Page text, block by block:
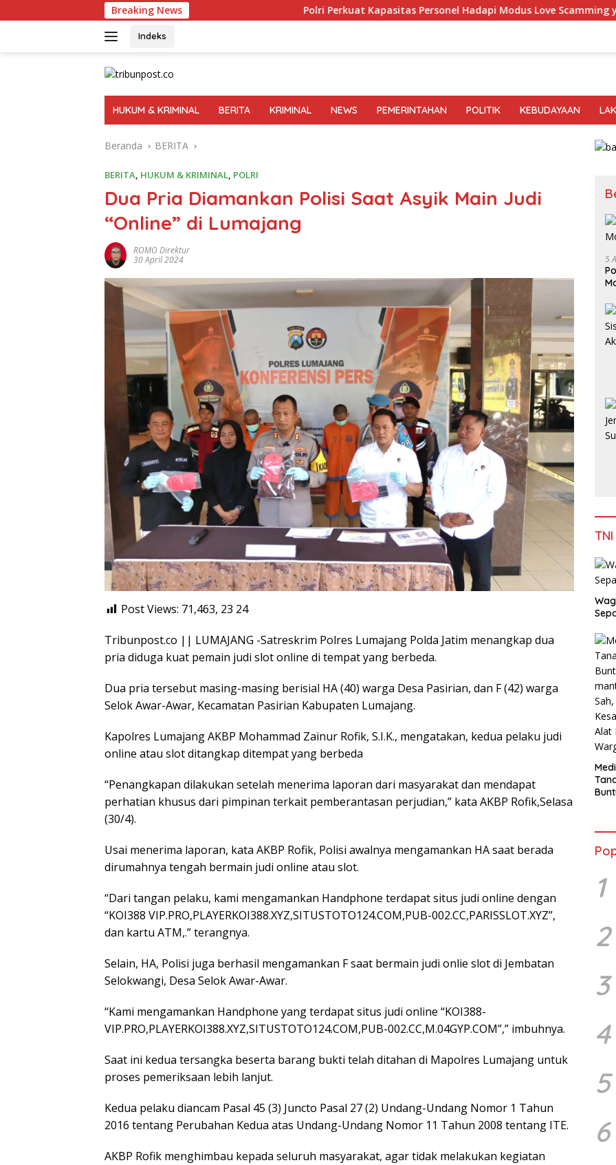
ke
Breaking News Polri Perkuat Kapasitas Personel Hadapi Modus Love Scamming yang Kian Kompleks
Indeks
HUKUM & KRIMINAL BERITA KRIMINAL NEWS PEMERINTAHAN POLITIK KEBUDAYAAN
Beranda BERITA
BERITA, HUKUM & KRIMINAL, POLRI
Dua Pria Diamankan Polisi Saat Asyik Main Judi
“Online” di Lumajang
ROMO Direktur
30 April 2024
Post Views: 71,463, 23 24
Tribunpost.co || LUMAJANG -Satreskrim Polres Lumajang Polda Jatim menangkap dua
pria diduga kuat pemain judi slot online di tempat yang berbeda.
Dua pria tersebut masing-masing berisial HA (40) warga Desa Pasirian, dan F (42) warga
Selok Awar-Awar, Kecamatan Pasirian Kabupaten Lumajang.
Kapolres Lumajang AKBP Mohammad Zainur Rofik, S.I.K., mengatakan, kedua pelaku judi
online atau slot ditangkap ditempat yang berbeda
“Penangkapan dilakukan setelah menerima laporan dari masyarakat dan mendapat
perhatian khusus dari pimpinan terkait pemberantasan perjudian,” kata AKBP Rofik,Selasa
(30/4).
Usai menerima laporan, kata AKBP Rofik, Polisi awalnya mengamankan HA saat berada
dirumahnya tengah bermain judi online atau slot.
“Dari tangan pelaku, kami mengamankan Handphone terdapat situs judi online dengan
“KOI388 VIP.PRO,PLAYERKOI388.XYZ,SITUSTOTO124.COM,PUB-002.CC,PARISSLOT.XYZ”,
dan kartu ATM,.” terangnya.
Selain, HA, Polisi juga berhasil mengamankan F saat bermain judi onlie slot di Jembatan
Selokwangi, Desa Selok Awar-Awar.
“Kami mengamankan Handphone yang terdapat situs judi online “KOI388-
VIP.PRO,PLAYERKOI388.XYZ,SITUSTOTO124.COM,PUB-002.CC,M.04GYP.COM”,” imbuhnya.
Saat ini kedua tersangka beserta barang bukti telah ditahan di Mapolres Lumajang untuk
proses pemeriksaan lebih lanjut.
Kedua pelaku diancam Pasal 45 (3) Juncto Pasal 27 (2) Undang-Undang Nomor 1 Tahun
2016 tentang Perubahan Kedua atas Undang-Undang Nomor 11 Tahun 2008 tentang ITE.
AKBP Rofik menghimbau kepada seluruh masyarakat, agar tidak melakukan kegiatan
5
1
2
3
4
5
6